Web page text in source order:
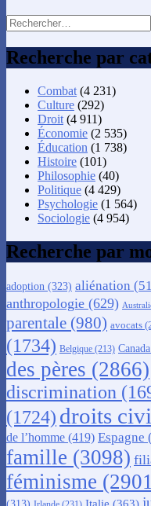
Rechercher :
Recherche par
Combat (4 231)
Culture (292)
Droit (4 911)
Économie (2 535)
Éducation (1 738)
Histoire (101)
Philosophie (40)
Politique (4 429)
Psychologie (1 564)
Sociologie (4 954)
Recherche par
adoption (323) aliénation
anthropologie (629)
parentale (980) avocats
(1734) Belgique (213) Canada
des pères (2866)
discrimination
(1724) droits
de l’homme (419) Espagne
famille (3098)
féminisme